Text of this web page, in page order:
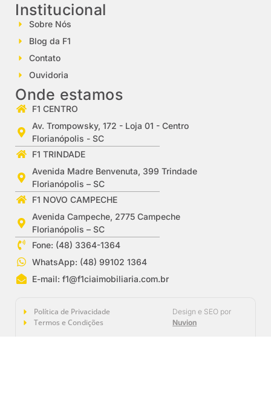
Institucional
Sobre Nós
Blog da F1
Contato
Ouvidoria
Onde estamos
F1 CENTRO
Av. Trompowsky, 172 - Loja 01 - Centro
Florianópolis - SC
F1 TRINDADE
Avenida Madre Benvenuta, 399 Trindade
Florianópolis – SC
F1 NOVO CAMPECHE
Avenida Campeche, 2775 Campeche
Florianópolis – SC
Fone: (48) 3364-1364
WhatsApp: (48) 99102 1364
E-mail:f1@f1ciaimobiliaria.com.br
Política de Privacidade
Termos e Condições
Design e SEO por
Nuvion